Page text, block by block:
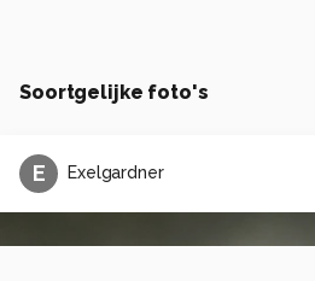
Soortgelijke foto's
E Exelgardner